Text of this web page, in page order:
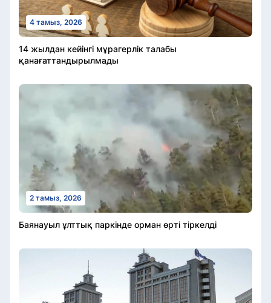
4 тамыз, 2026
14 жылдан кейінгі мұрагерлік талабы
қанағаттандырылмады
2 тамыз, 2026
Баянауыл ұлттық паркінде орман өрті тіркелді